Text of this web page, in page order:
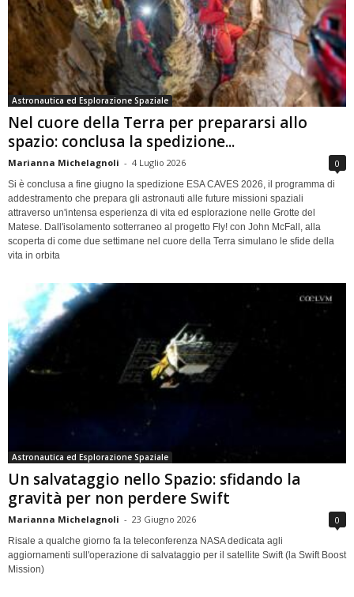
Astronautica ed Esplorazione Spaziale
Nel cuore della Terra per prepararsi allo
spazio: conclusa la spedizione...
Marianna Michelagnoli - 4 Luglio 2026 0
Si è conclusa a fine giugno la spedizione ESA CAVES 2026, il programma di
addestramento che prepara gli astronauti alle future missioni spaziali
attraverso un'intensa esperienza di vita ed esplorazione nelle Grotte del
Matese. Dall'isolamento sotterraneo al progetto Fly! con John McFall, alla
scoperta di come due settimane nel cuore della Terra simulano le sfide della
vita in orbita
Astronautica ed Esplorazione Spaziale
Un salvataggio nello Spazio: sfidando la
gravità per non perdere Swift
Marianna Michelagnoli - 23 Giugno 2026 0
Risale a qualche giorno fa la teleconferenza NASA dedicata agli
aggiornamenti sull'operazione di salvataggio per il satellite Swift (la Swift Boost
Mission)